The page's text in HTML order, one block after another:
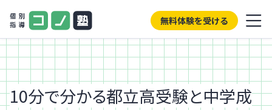
無料体験を受ける
10分で分かる都立高受験と中学成